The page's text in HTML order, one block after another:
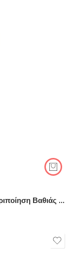
KERASTASE Blond Absolu Cicaflash Περιποίηση Βαθιάς Ενδυνάμωσης Για Βαμμένα Ξανθά Μαλλιά 250ml